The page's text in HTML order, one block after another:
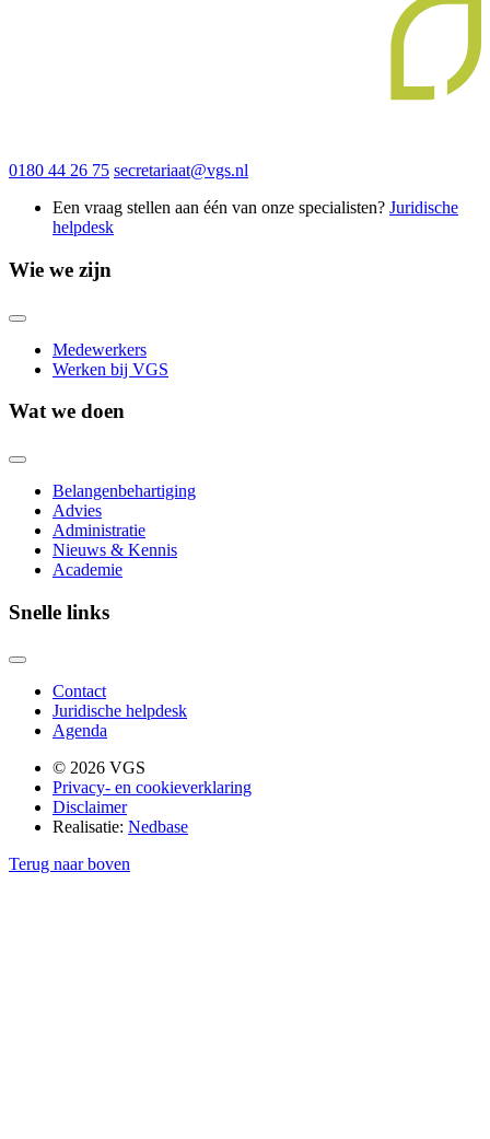
0180 44 26 75 secretariaat@vgs.nl
Een vraag stellen aan één van onze specialisten? Juridische
helpdesk
Wie we zijn
Medewerkers
Werken bij VGS
Wat we doen
Belangenbehartiging
Advies
Administratie
Nieuws & Kennis
Academie
Snelle links
Contact
Juridische helpdesk
Agenda
© 2026 VGS
Privacy- en cookieverklaring
Disclaimer
Realisatie: Nedbase
Terug naar boven